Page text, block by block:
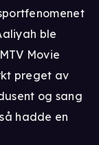
ble
Movie
preget av
og sang
hadde en